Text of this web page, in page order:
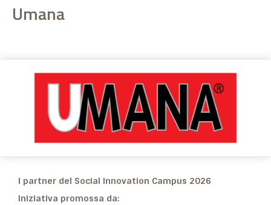
Umana
I partner del Social Innovation Campus 2026
Iniziativa promossa da: